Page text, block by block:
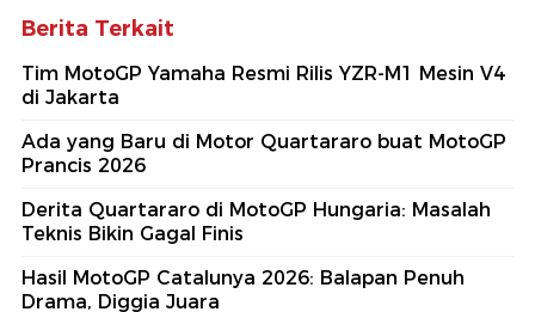
Berita Terkait
Tim MotoGP Yamaha Resmi Rilis YZR-M1 Mesin V4
di Jakarta
Ada yang Baru di Motor Quartararo buat MotoGP
Prancis 2026
Derita Quartararo di MotoGP Hungaria: Masalah
Teknis Bikin Gagal Finis
Hasil MotoGP Catalunya 2026: Balapan Penuh
Drama, Diggia Juara